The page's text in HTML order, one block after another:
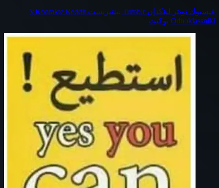
فيسبوك تويتر لينكدإن بينتيريست
Odnoklassniki بوكيت